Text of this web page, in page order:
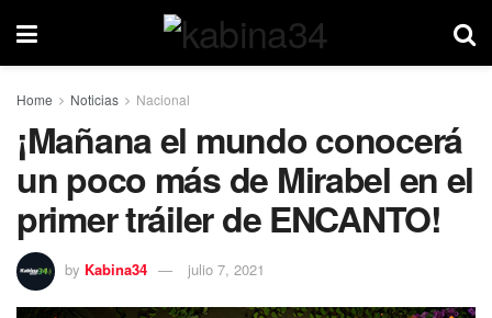
Home Noticias Nacional
¡Mañana el mundo conocerá
un poco más de Mirabel en el
primer tráiler de ENCANTO!
by Kabina34 julio 7, 2021